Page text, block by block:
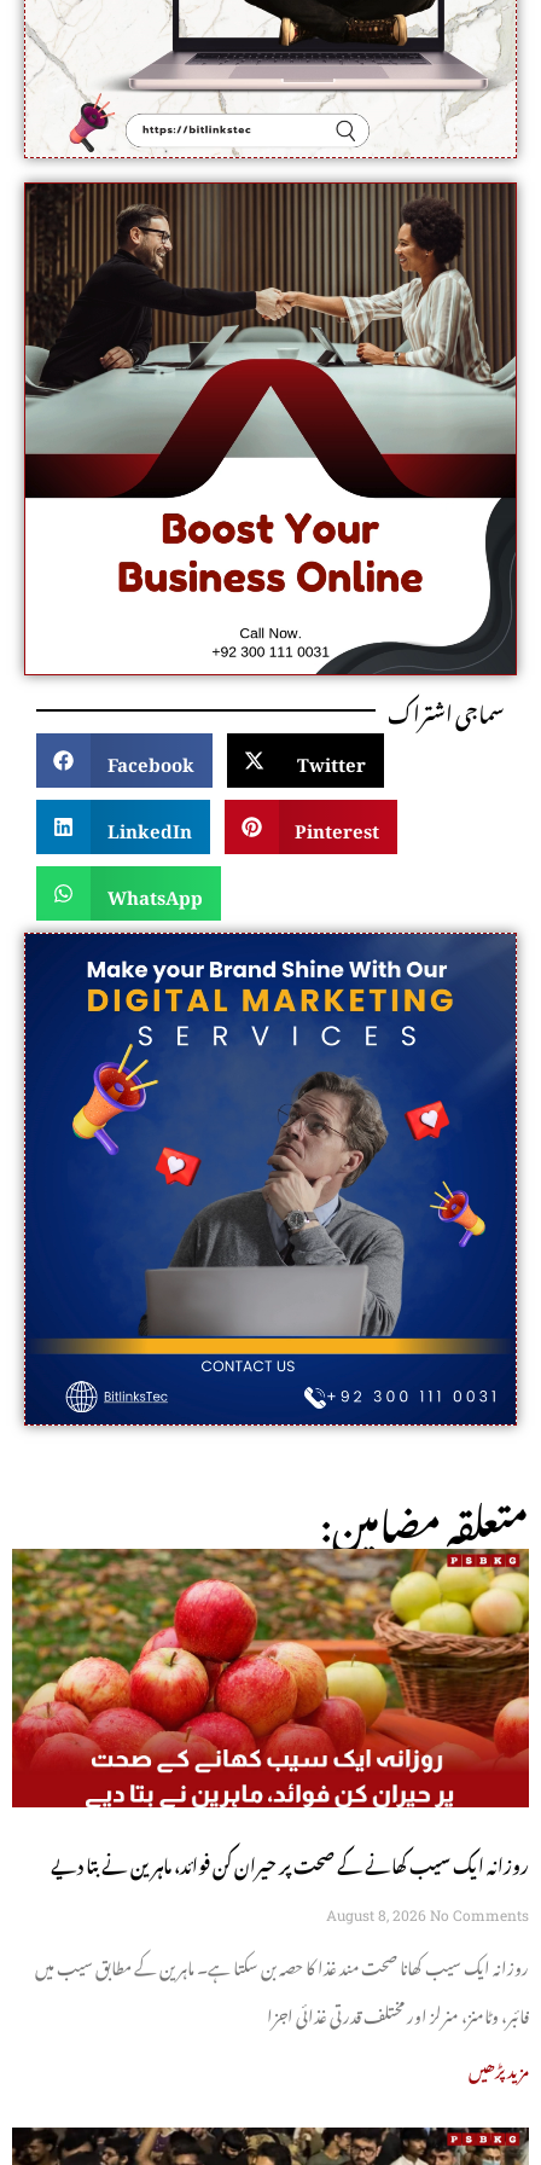
سماجی اشتراک
Facebook
Twitter
LinkedIn
Pinterest
WhatsApp
:متعلقہ مضامین
روزانہ ایک سیب کھانے کے صحت پر حیران کن فوائد، ماہرین نے بتا دیے
August 8, 2026 No Comments
روزانہ ایک سیب کھانا صحت مند غذا کا حصہ بن سکتا ہے۔ ماہرین کے مطابق سیب میں
فائبر، وٹامنز، منرلز اور مختلف قدرتی غذائی اجزا
مزید پڑھیں